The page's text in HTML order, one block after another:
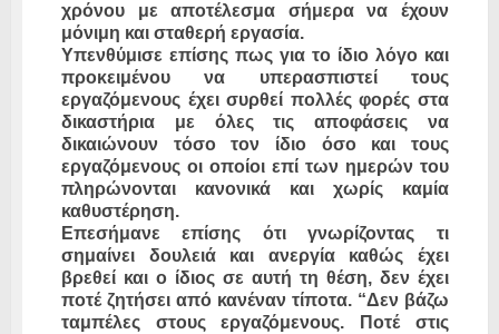
χρόνου με αποτέλεσμα σήμερα να έχουν
μόνιμη και σταθερή εργασία.
Υπενθύμισε επίσης πως για το ίδιο λόγο και
προκειμένου να υπερασπιστεί τους
εργαζόμενους έχει συρθεί πολλές φορές στα
δικαστήρια με όλες τις αποφάσεις να
δικαιώνουν τόσο τον ίδιο όσο και τους
εργαζόμενους οι οποίοι επί των ημερών του
πληρώνονται κανονικά και χωρίς καμία
καθυστέρηση.
Επεσήμανε επίσης ότι γνωρίζοντας τι
σημαίνει δουλειά και ανεργία καθώς έχει
βρεθεί και ο ίδιος σε αυτή τη θέση, δεν έχει
ποτέ ζητήσει από κανέναν τίποτα. “Δεν βάζω
ταμπέλες στους εργαζόμενους. Ποτέ στις